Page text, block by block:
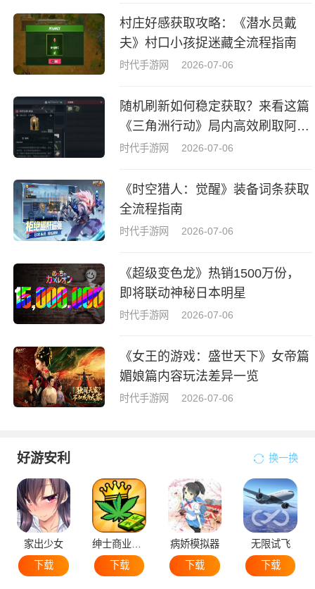
村庄好感获取攻略：《潜水员戴
夫》村口小孩捉迷藏全流程指南
时代手游网 2026-07-06
随机刷新如何稳定获取？来看这篇
《三角洲行动》局内高效刷取阿萨
拉牌盒指南
时代手游网 2026-07-06
《时空猎人：觉醒》装备词条获取
全流程指南
时代手游网 2026-07-06
《超级变色龙》热销1500万份，
即将联动神秘日本明星
时代手游网 2026-07-06
《女王的游戏：盛世天下》女帝篇
媚娘篇内容玩法差异一览
时代手游网 2026-07-06
好游安利 换一换
家出少女
下载
下载
病娇模拟器
下载
无限试飞
下载